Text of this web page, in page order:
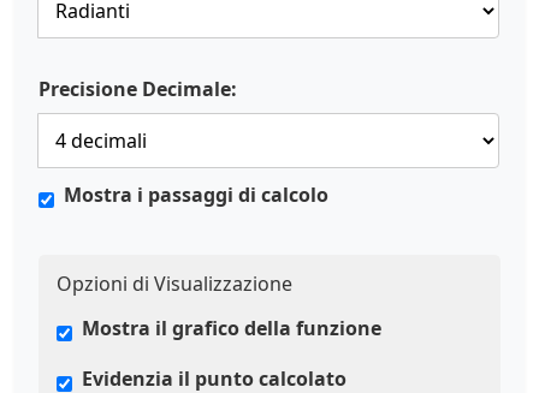
Precisione Decimale:
Mostra i passaggi di calcolo
Opzioni di Visualizzazione
Mostra il grafico della funzione
Evidenzia il punto calcolato